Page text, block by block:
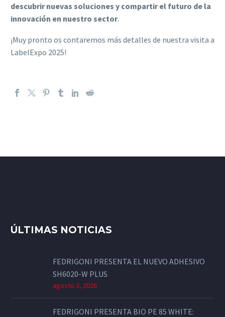
descubrir nuevas soluciones y compartir el futuro de la
innovación en nuestro sector.
¡Muy pronto os contaremos más detalles de nuestra visita a
LabelExpo 2025!
ÚLTIMAS NOTICIAS
FEDRIGONI PRESENTA EL NUEVO ADHESIVO
SH6020-W PLUS
agosto 3, 2026
FEDRIGONI PRESENTA BIO PE 85 WHITE: